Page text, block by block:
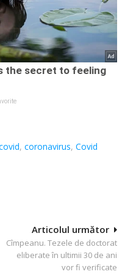
,coronavirus,Covid
Articolul următor
Cîmpeanu. Tezele de doctorat
eliberate în ultimii 30 de ani
vor fi verificate